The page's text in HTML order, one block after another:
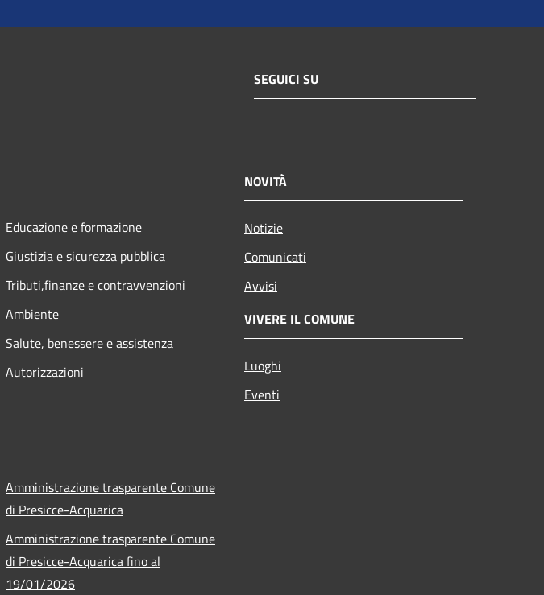
SEGUICI SU
Educazione e formazione
Giustizia e sicurezza pubblica
Tributi,finanze e contravvenzioni
Ambiente
Salute, benessere e assistenza
Autorizzazioni
NOVITÀ
Notizie
Comunicati
Avvisi
VIVERE IL COMUNE
Luoghi
Eventi
Amministrazione trasparente Comune
di Presicce-Acquarica
Amministrazione trasparente Comune
di Presicce-Acquarica fino al
19/01/2026